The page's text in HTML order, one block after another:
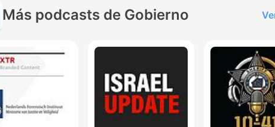
Más podcasts de Gobierno